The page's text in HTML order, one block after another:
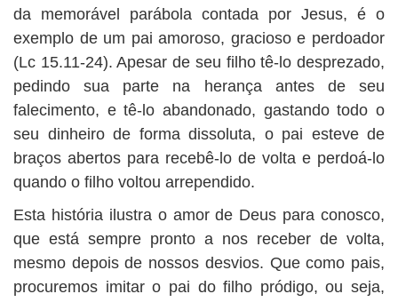
da memorável parábola contada por Jesus, é o
exemplo de um pai amoroso, gracioso e perdoador
(Lc 15.11-24). Apesar de seu filho tê-lo desprezado,
pedindo sua parte na herança antes de seu
falecimento, e tê-lo abandonado, gastando todo o
seu dinheiro de forma dissoluta, o pai esteve de
braços abertos para recebê-lo de volta e perdoá-lo
quando o filho voltou arrependido.
Esta história ilustra o amor de Deus para conosco,
que está sempre pronto a nos receber de volta,
mesmo depois de nossos desvios. Que como pais,
procuremos imitar o pai do filho pródigo, ou seja,